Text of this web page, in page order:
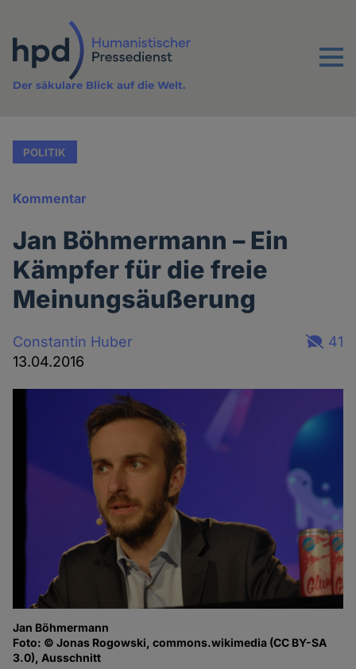
Inhalt
Menu
Der säkulare Blick auf die Welt.
POLITIK
Kommentar
Jan Böhmermann – Ein
Kämpfer für die freie
Meinungsäußerung
Constantin Huber
13.04.2016
41
Jan Böhmermann
Foto: © Jonas Rogowski, commons.wikimedia (CC BY-SA
3.0), Ausschnitt